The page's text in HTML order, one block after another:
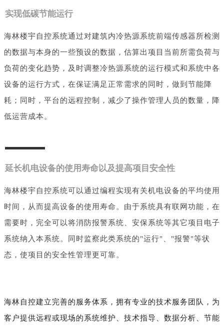
实现低碳节能运行
海林楼宇自控系统通过对建筑内冷热源系统前端传感器所检测
的数据与本身的一些预设的数据，估算出项目当前所需负荷与
负荷的变化趋势，及时调整冷热源系统的运行模式和系统中各
设备的运行方式，在保证满足正常需求的同时，做到节能降
耗；同时，平台的远程控制，减少了操作管理人员的数量，降
低运营成本。
延长机电设备的使用寿命以及提高项目安全性
海林楼宇自控系统可以通过编程实现有关机电设备的平均使用
时间，从而提高设备的使用寿命。由于系统具有联网功能，在
需要时，完全可以将消防报警系统、安保系统等其它项目电子
系统纳入本系统。同时监察此类系统的"运行"、"报警"等状
态，使项目的安全性管理更可靠。
海林自控建立完善的服务体系，拥有专业的技术服务团队，为
客户提供远程或现场的系统维护、技术指导、数据分析、节能